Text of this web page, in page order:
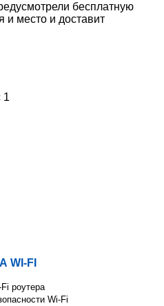
бесплатную
и место и доставит
1
WI-FI
роутера
Wi-Fi